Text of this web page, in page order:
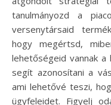
tanulmányozd a
versenytársaid
hogy megértsd,
lehetőségeid vannak a
segít azonosítani a
ami lehetővé teszi,
ügyfeleidet. Figyelj